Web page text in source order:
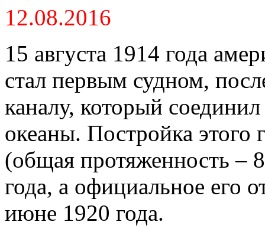
12.08.2016
15 августа 1914 года
стал первым судном,
каналу, который
океаны. Постройка этого
(общая протяженность –
года, а официальное его
июне 1920 года.